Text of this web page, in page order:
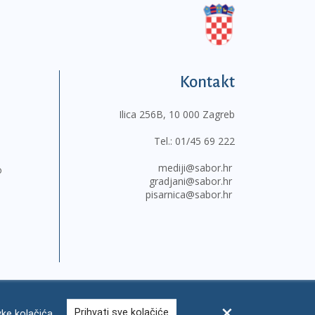
Kontakt
Ilica 256B, 10 000 Zagreb
Tel.: 01/45 69 222
mediji@sabor.hr
gradjani@sabor.hr
pisarnica@sabor.hr
Prihvati sve kolačiće